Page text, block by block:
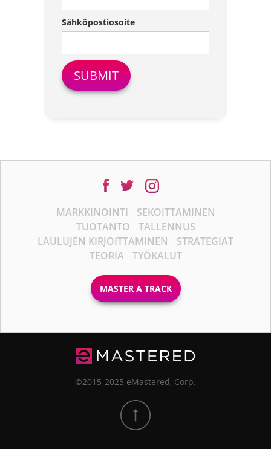
Sähköpostiosoite
MARKKINOINTI
SEKOITTAMINEN
TUOTANTO
TALLENNUS
LAULUJEN KIRJOITTAMINEN
STRATEGIAT
TEORIA
TYÖKALUT
MASTER A TRACK
©2015-2025 eMastered, Corp.